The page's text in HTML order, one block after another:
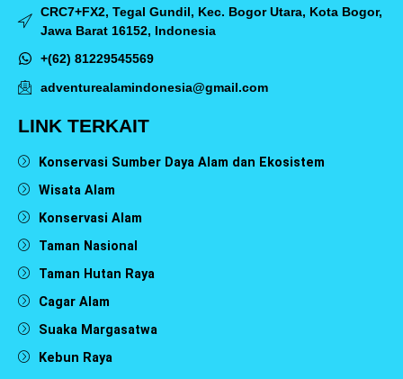
CRC7+FX2, Tegal Gundil, Kec. Bogor Utara, Kota Bogor,
Jawa Barat 16152, Indonesia
+(62) 81229545569
adventurealamindonesia@gmail.com
LINK TERKAIT
Konservasi Sumber Daya Alam dan Ekosistem
Wisata Alam
Konservasi Alam
Taman Nasional
Taman Hutan Raya
Cagar Alam
Suaka Margasatwa
Kebun Raya